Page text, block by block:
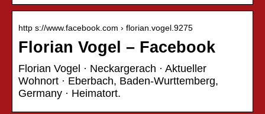
http s://www.facebook.com › florian.vogel.9275
Florian Vogel – Facebook
Florian Vogel · Neckargerach · Aktueller
Wohnort · Eberbach, Baden-Wurttemberg,
Germany · Heimatort.